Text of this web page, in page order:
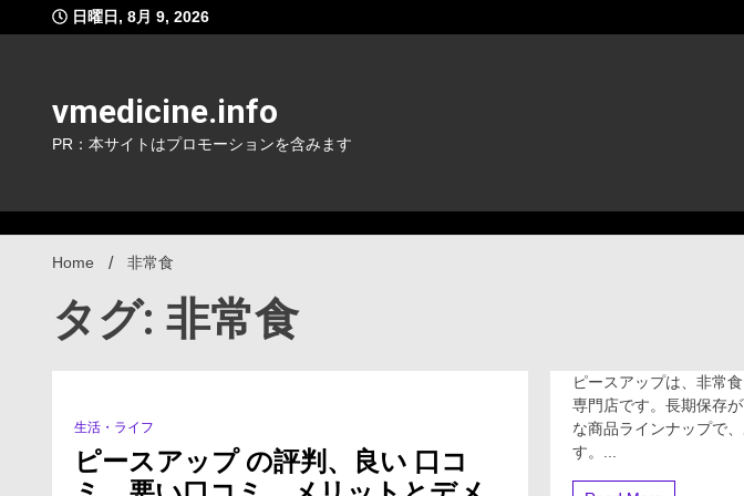
to
日曜日, 8月 9, 2026
vmedicine.info
PR：本サイトはプロモーションを含みます
Home 非常食
タグ: 非常食
1 Minute
生活・ライフ
ピースアップ の評判、良い 口コ
ピースアップは、非常
専門店です。長期保存
な商品ラインナップで
す。...